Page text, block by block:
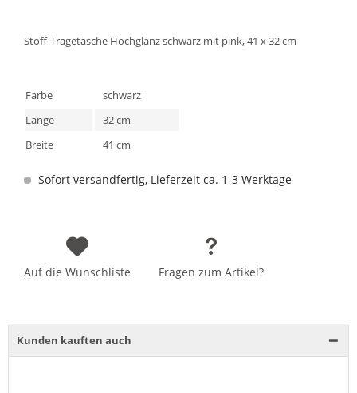
Stoff-Tragetasche Hochglanz schwarz mit pink, 41 x 32 cm
Farbe
schwarz
Länge
32 cm
Breite
41 cm
Sofort versandfertig, Lieferzeit ca. 1-3 Werktage
Auf die Wunschliste Fragen zum Artikel?
Kunden kauften auch